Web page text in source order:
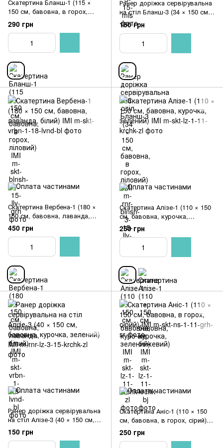
Скатертина Бланш-1 (115 ×
150 см, бавовна, в горох,
ліловий) IMI
290 грн
Ранер доріжка сервірувальна
на стіл Бланш-3 (34 × 150 см,
бавовна, в горох, ліловий) IMI
150 грн
Скатертина Вербена-1 (180 ×
150 см, бавовна, лаванда,
білий) IMI
450 грн
Скатертина Алізе-1 (110 × 150
см, бавовна, курочка,
зелений) IMI
250 грн
Ранер доріжка сервірувальна
на стіл Алізе-3 (40 × 150 см,
бавовна, курочка, зелений)
IMI
150 грн
Скатертина Аніс-1 (110 × 150
см, бавовна, в горох, сірий)
IMI
250 грн